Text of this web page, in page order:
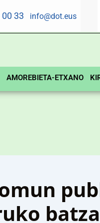
00 33 info@dot.eus
AMOREBIETA-ETXANO